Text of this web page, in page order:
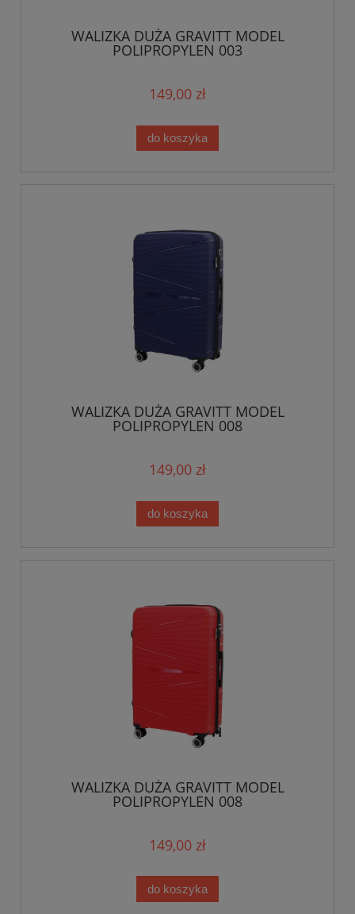
WALIZKA DUŻA GRAVITT MODEL
POLIPROPYLEN 003
149,00 zł
do koszyka
WALIZKA DUŻA GRAVITT MODEL
POLIPROPYLEN 008
149,00 zł
do koszyka
WALIZKA DUŻA GRAVITT MODEL
POLIPROPYLEN 008
149,00 zł
do koszyka